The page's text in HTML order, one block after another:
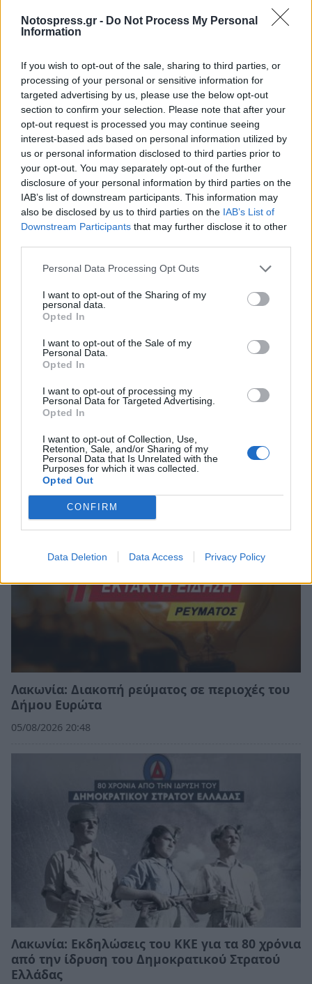
Notospress.gr - Do Not Process My Personal
Information
If you wish to opt-out of the sale, sharing to third parties, or
processing of your personal or sensitive information for
targeted advertising by us, please use the below opt-out
section to confirm your selection. Please note that after your
opt-out request is processed you may continue seeing
interest-based ads based on personal information utilized by
us or personal information disclosed to third parties prior to
your opt-out. You may separately opt-out of the further
disclosure of your personal information by third parties on the
IAB’s list of downstream participants. This information may
also be disclosed by us to third parties on the IAB’s List of
Downstream Participants that may further disclose it to other
Personal Data Processing Opt Outs
I want to opt-out of the Sharing of my
personal data.
Opted In
I want to opt-out of the Sale of my
Personal Data.
Opted In
I want to opt-out of processing my
Personal Data for Targeted Advertising.
Opted In
I want to opt-out of Collection, Use,
Retention, Sale, and/or Sharing of my
Personal Data that Is Unrelated with the
Purposes for which it was collected.
Opted Out
CONFIRM
Data Deletion Data Access Privacy Policy
Λακωνία: Στέλνουν Πυροσβέστες στη φωτιά με
όχημα του 1965
07/08/2026 11:06
Λακωνία: Ο Δημήτρης Μανιατάκος ακούει
αλλά δεν μιλάει – Θα είναι υποψήφιος
δήμαρχος Ευρώτα;
06/08/2026 13:10
Λακωνία: Διακοπή ρεύματος σε περιοχές του
Δήμου Ευρώτα
05/08/2026 20:48
Λακωνία: Εκδηλώσεις του ΚΚΕ για τα 80 χρόνια
από την ίδρυση του Δημοκρατικού Στρατού
Ελλάδας